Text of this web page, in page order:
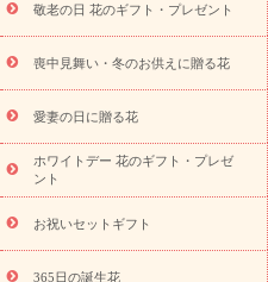
ペットのお供えフラワー
お盆（新
お見舞い
お取り寄せギフト
ミディ胡蝶蘭
プリザーブ
アレンジメント 花束
スタ
胡蝶蘭 胡蝶蘭・花鉢
・お供え
世界初の青色胡蝶蘭
植物
プリザーブドフラワー
セットギフト
セミオーダー
花とみどりのeギフト
ンク イエローオレンジ
レッ
トルコキキョウ
敬老の日 花のギフト・プレゼント
喪中見舞い・冬のお供えに贈る花
愛妻の日に贈る花
ホワイトデー 花のギフト・プレゼ
ント
お祝いセットギフト
365日の誕生花